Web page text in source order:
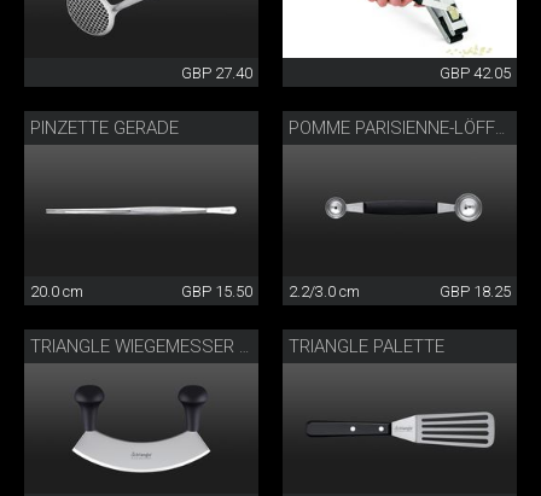
GBP 27.40 GBP 42.05
PINZETTE GERADE
20.0 cm GBP 15.50
POMME PARISIENNE-LÖFFEL DOPPELT
2.2/3.0 cm GBP 18.25
TRIANGLE PALETTE